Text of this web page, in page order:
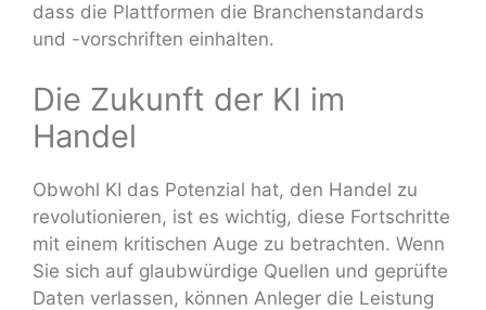
dass die Plattformen die Branchenstandards
und -vorschriften einhalten.
Die Zukunft der KI im
Handel
Obwohl KI das Potenzial hat, den Handel zu
revolutionieren, ist es wichtig, diese Fortschritte
mit einem kritischen Auge zu betrachten. Wenn
Sie sich auf glaubwürdige Quellen und geprüfte
Daten verlassen, können Anleger die Leistung